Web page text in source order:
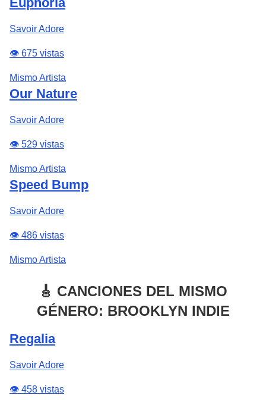
Savoir Adore
👁️ 675 vistas
Mismo Artista
Our Nature
Savoir Adore
👁️ 529 vistas
Mismo Artista
Speed Bump
Savoir Adore
👁️ 486 vistas
Mismo Artista
🎸 CANCIONES DEL MISMO
GÉNERO: BROOKLYN INDIE
Regalia
Savoir Adore
👁️ 458 vistas